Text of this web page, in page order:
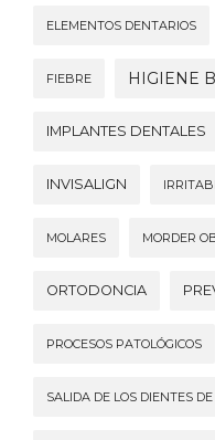
ELEMENTOS DENTARIOS
FIEBRE HIGIENE
IMPLANTES DENTALES
INVISALIGN
MOLARES MORDER
ORTODONCIA
PROCESOS PATOLÓGICOS
SALIDA DE LOS DIENTES